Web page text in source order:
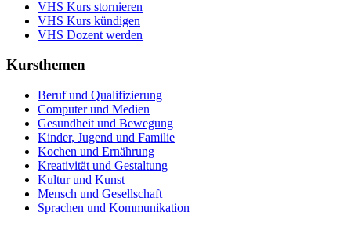
VHS Kurs stornieren
VHS Kurs kündigen
VHS Dozent werden
Kursthemen
Beruf und Qualifizierung
Computer und Medien
Gesundheit und Bewegung
Kinder, Jugend und Familie
Kochen und Ernährung
Kreativität und Gestaltung
Kultur und Kunst
Mensch und Gesellschaft
Sprachen und Kommunikation